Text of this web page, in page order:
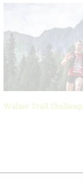
Walser Trail